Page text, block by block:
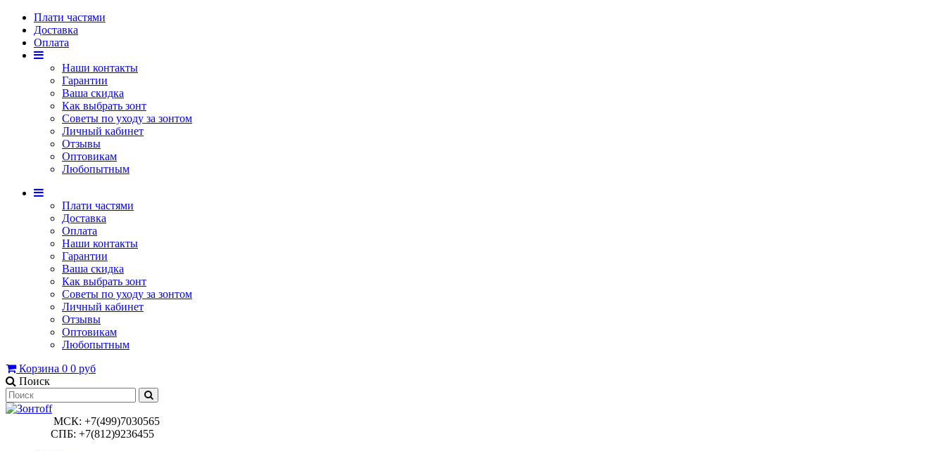
Плати частями
Доставка
Оплата
Наши контакты
Гарантии
Ваша скидка
Как выбрать зонт
Советы по уходу за зонтом
Личный кабинет
Отзывы
Оптовикам
Любопытным
Плати частями
Доставка
Оплата
Наши контакты
Гарантии
Ваша скидка
Как выбрать зонт
Советы по уходу за зонтом
Личный кабинет
Отзывы
Оптовикам
Любопытным
Корзина 0 0 руб
Поиск
МСК: +7(499)7030565
СПБ: +7(812)9236455